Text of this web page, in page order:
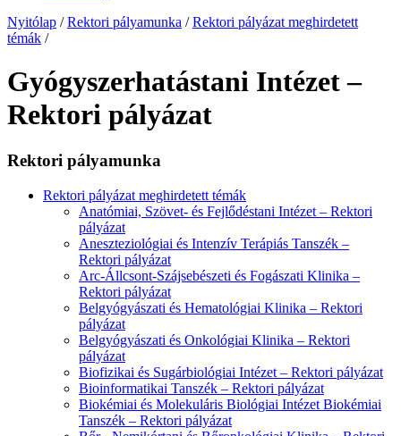
Nyitólap / Rektori pályamunka / Rektori pályázat meghirdetett
témák /
Gyógyszerhatástani Intézet –
Rektori pályázat
Rektori pályamunka
Rektori pályázat meghirdetett témák
Anatómiai, Szövet- és Fejlődéstani Intézet – Rektori
pályázat
Aneszteziológiai és Intenzív Terápiás Tanszék –
Rektori pályázat
Arc-Állcsont-Szájsebészeti és Fogászati Klinika –
Rektori pályázat
Belgyógyászati és Hematológiai Klinika – Rektori
pályázat
Belgyógyászati és Onkológiai Klinika – Rektori
pályázat
Biofizikai és Sugárbiológiai Intézet – Rektori pályázat
Bioinformatikai Tanszék – Rektori pályázat
Biokémiai és Molekuláris Biológiai Intézet Biokémiai
Tanszék – Rektori pályázat